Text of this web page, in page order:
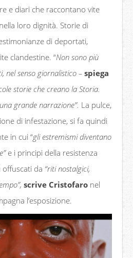
e diari che raccontano vite
loro dignità. Storie di
di deportati,
clandestine. “Non sono più
nel senso giornalistico – spiega
storie che creano la Storia.
grande narrazione”. La pulce,
di infestazione, si fa quindi
in cui “gli estremismi diventano
” e i principi della resistenza
da “riti nostalgici,
”, scrive Cristofaro nel
l’esposizione.